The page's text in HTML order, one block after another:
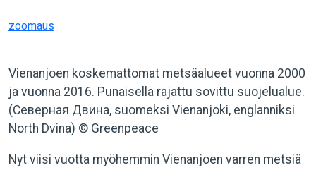
zoomaus
Vienanjoen koskemattomat metsäalueet vuonna 2000
ja vuonna 2016. Punaisella rajattu sovittu suojelualue.
(Северная Двина, suomeksi Vienanjoki, englanniksi
North Dvina) © Greenpeace
Nyt viisi vuotta myöhemmin Vienanjoen varren metsiä